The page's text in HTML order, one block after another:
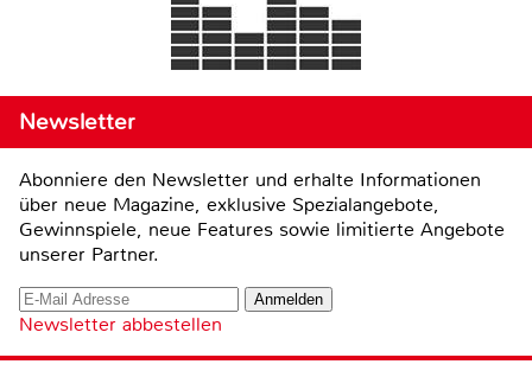
Newsletter
Abonniere den Newsletter und erhalte Informationen
über neue Magazine, exklusive Spezialangebote,
Gewinnspiele, neue Features sowie limitierte Angebote
unserer Partner.
Newsletter abbestellen